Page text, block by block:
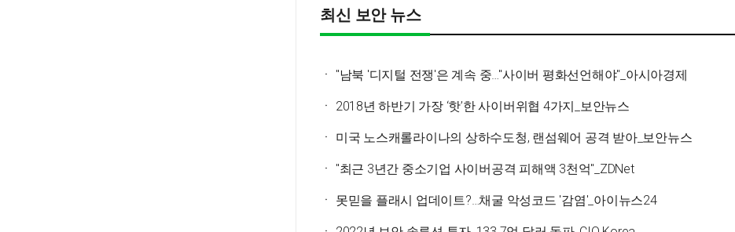
최신 보안 뉴스
ㆍ "남북 '디지털 전쟁'은 계속 중…"사이버 평화선언해야"_아시아경제
ㆍ 2018년 하반기 가장 ‘핫’한 사이버위협 4가지_보안뉴스
ㆍ 미국 노스캐롤라이나의 상하수도청, 랜섬웨어 공격 받아_보안뉴스
ㆍ "최근 3년간 중소기업 사이버공격 피해액 3천억"_ZDNet
ㆍ 못믿을 플래시 업데이트?…채굴 악성코드 '감염'_아이뉴스24